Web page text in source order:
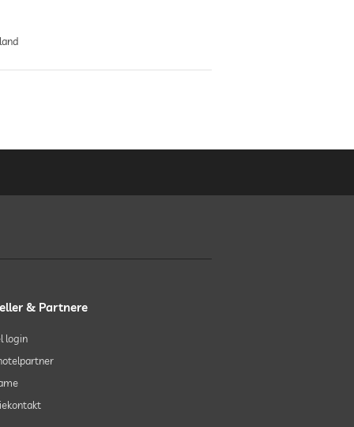
& Partnere
login